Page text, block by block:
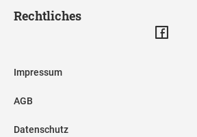
Rechtliches
Impressum
AGB
Datenschutz